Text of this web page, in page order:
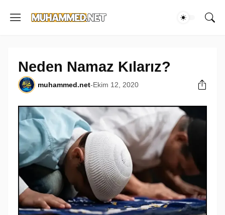
Neden Namaz Kılarız?
muhammed.net-Ekim 12, 2020